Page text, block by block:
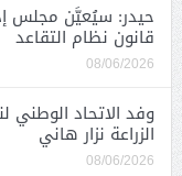
حيدر: سيُعيَّن مجلس
قانون نظام التقاعد
08/06/2026
وفد الاتحاد الوطني
الزراعة نزار هاني
08/06/2026